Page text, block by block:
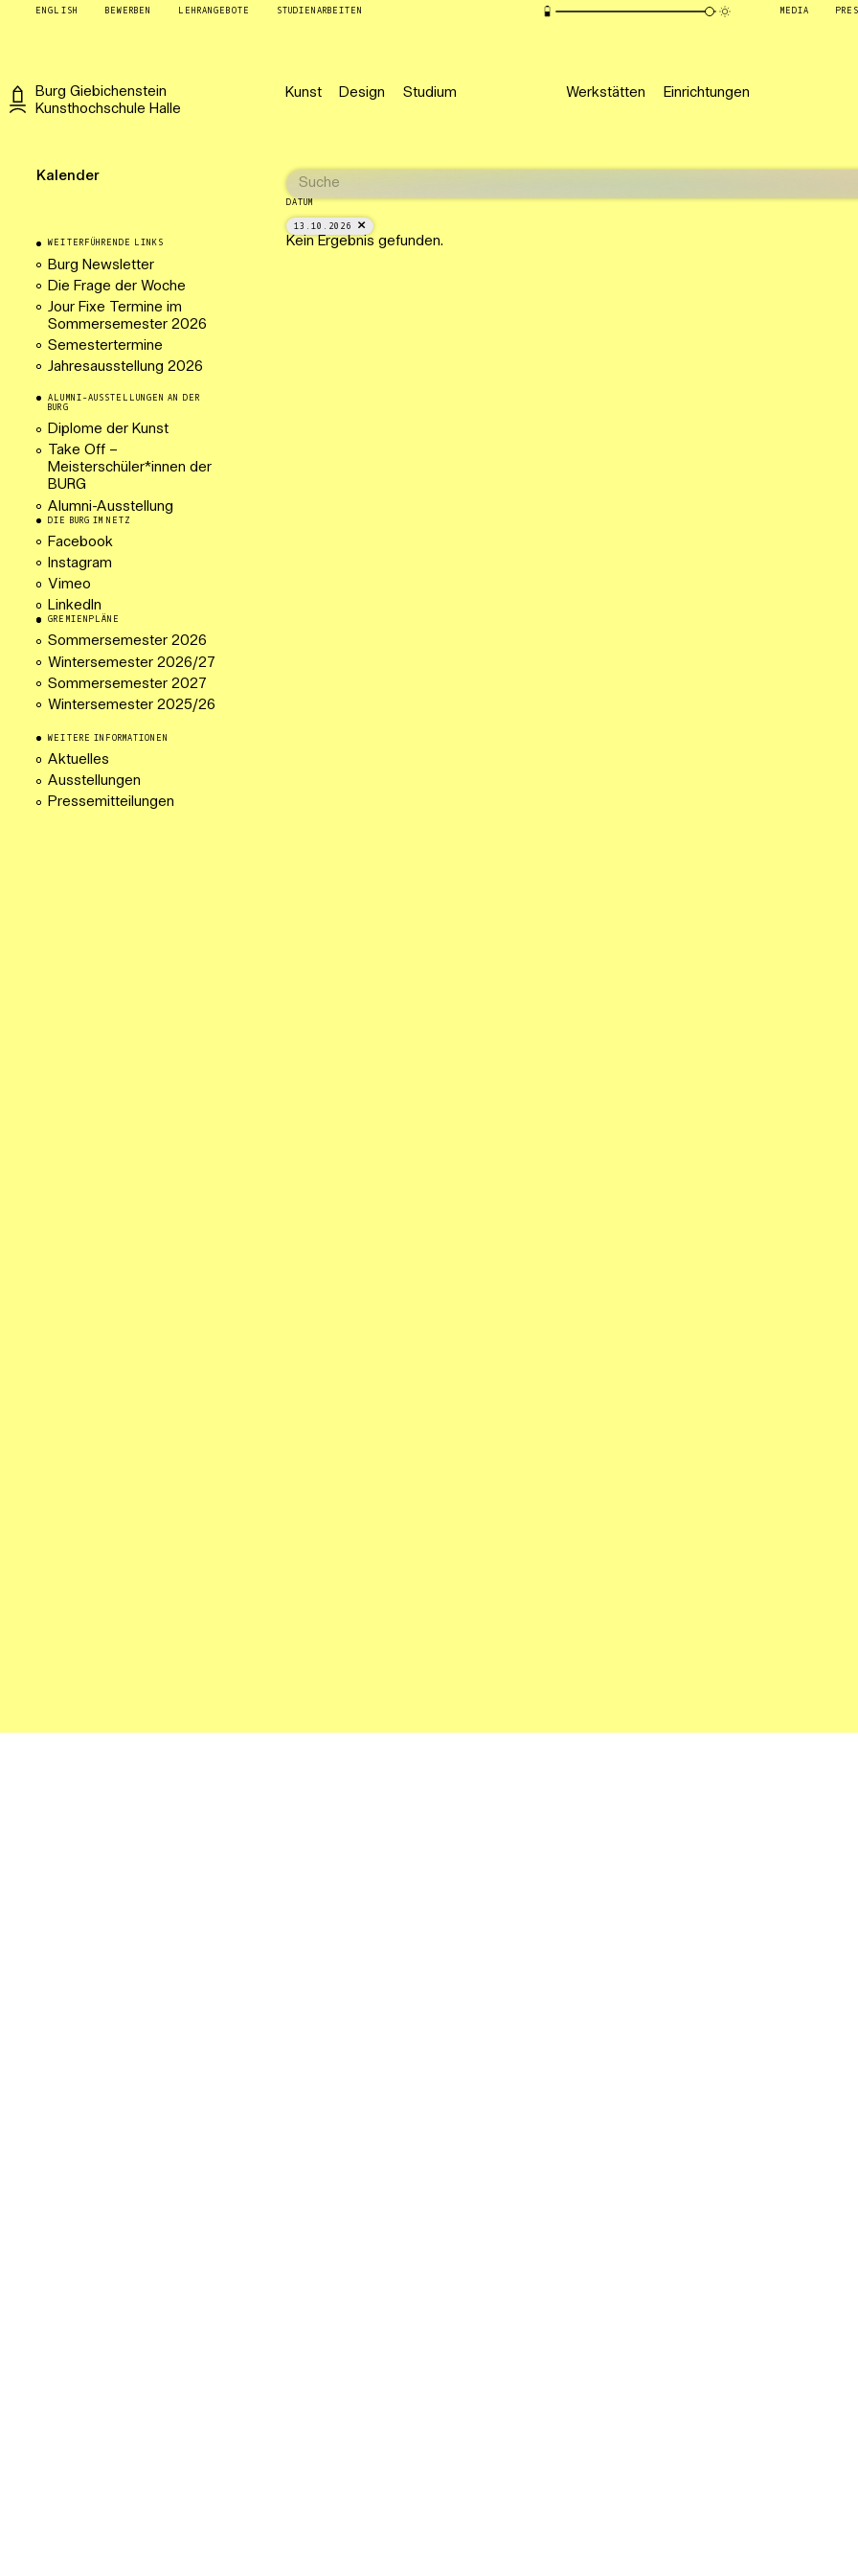
ENGLISH BEWERBEN LEHRANGEBOTE STUDIENARBEITEN MEDIA
Burg Giebichenstein
Kunsthochschule Halle
Kunst Design Studium Werkstätten Einrichtungen
DATUM
13.10.2026
Kein Ergebnis gefunden.
Kalender
WEITERFÜHRENDE LINKS
Burg Newsletter
Die Frage der Woche
Jour Fixe Termine im
Sommersemester 2026
Semestertermine
Jahresausstellung 2026
ALUMNI-AUSSTELLUNGEN AN DER
BURG
Diplome der Kunst
Take Off –
Meisterschüler*innen der
BURG
Alumni-Ausstellung
DIE BURG IM NETZ
Facebook
Instagram
Vimeo
LinkedIn
GREMIENPLÄNE
Sommersemester 2026
Wintersemester 2026/27
Sommersemester 2027
Wintersemester 2025/26
WEITERE INFORMATIONEN
Aktuelles
Ausstellungen
Pressemitteilungen